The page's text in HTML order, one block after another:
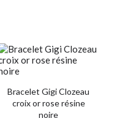
Bracelet Gigi Clozeau
croix or rose résine
noire